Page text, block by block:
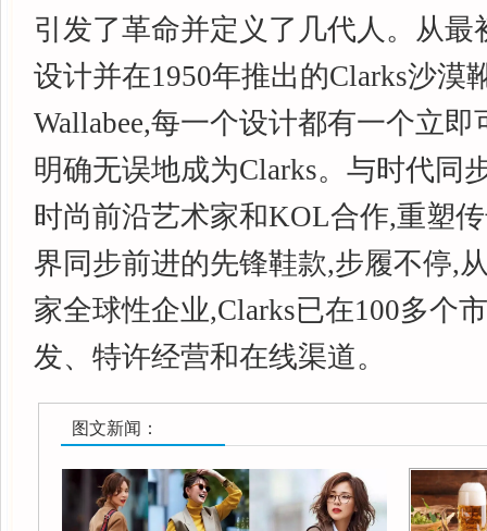
引发了革命并定义了几代人。从最
设计并在1950年推出的Clarks沙漠
Wallabee,每一个设计都有一个立
明确无误地成为Clarks。与时代同
时尚前沿艺术家和KOL合作,重塑
界同步前进的先锋鞋款,步履不停,
家全球性企业,Clarks已在100多个
发、特许经营和在线渠道。
图文新闻：